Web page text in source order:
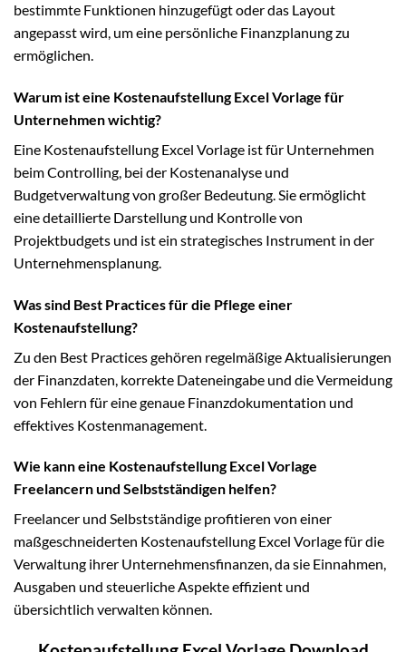
bestimmte Funktionen hinzugefügt oder das Layout
angepasst wird, um eine persönliche Finanzplanung zu
ermöglichen.
Warum ist eine Kostenaufstellung Excel Vorlage für
Unternehmen wichtig?
Eine Kostenaufstellung Excel Vorlage ist für Unternehmen
beim Controlling, bei der Kostenanalyse und
Budgetverwaltung von großer Bedeutung. Sie ermöglicht
eine detaillierte Darstellung und Kontrolle von
Projektbudgets und ist ein strategisches Instrument in der
Unternehmensplanung.
Was sind Best Practices für die Pflege einer
Kostenaufstellung?
Zu den Best Practices gehören regelmäßige Aktualisierungen
der Finanzdaten, korrekte Dateneingabe und die Vermeidung
von Fehlern für eine genaue Finanzdokumentation und
effektives Kostenmanagement.
Wie kann eine Kostenaufstellung Excel Vorlage
Freelancern und Selbstständigen helfen?
Freelancer und Selbstständige profitieren von einer
maßgeschneiderten Kostenaufstellung Excel Vorlage für die
Verwaltung ihrer Unternehmensfinanzen, da sie Einnahmen,
Ausgaben und steuerliche Aspekte effizient und
übersichtlich verwalten können.